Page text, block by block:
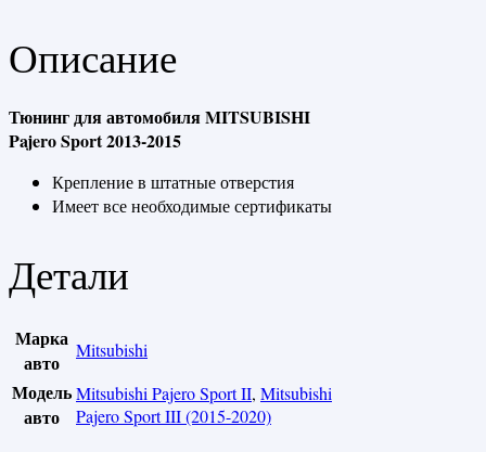
Описание
Тюнинг для автомобиля MITSUBISHI
Pajero Sport 2013-2015
Крепление в штатные отверстия
Имеет все необходимые сертификаты
Детали
Марка
авто
Mitsubishi
Модель
авто
Mitsubishi Pajero Sport II, Mitsubishi
Pajero Sport III (2015-2020)